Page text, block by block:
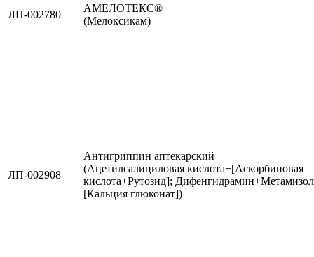
ЛП-002780
АМЕЛОТЕКС®
(Мелоксикам)
ЛП-002908
Антигриппин аптекарский
(Ацетилсалициловая кислота+[Аскорбиновая
кислота+Рутозид];
[Кальция глюконат])